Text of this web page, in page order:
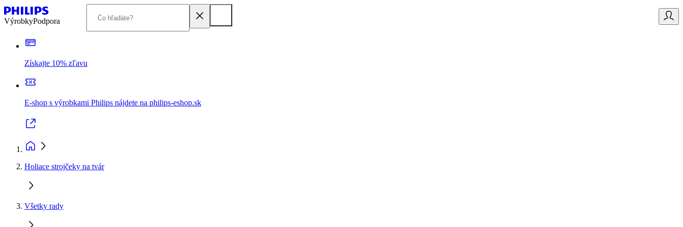
VýrobkyPodpora
Získajte 10% zľavu
E-shop s výrobkami Philips nájdete na philips-eshop.sk
Holiace strojčeky na tvár
Všetky rady